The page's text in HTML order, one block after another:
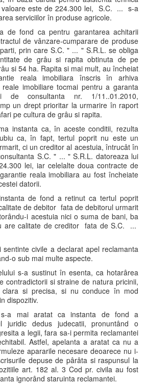
este de 224.300 lei, S.C. ... s-a
serviciilor în produse agricole.
de fond ca pentru garantarea achitarii
de vânzare-cumparare de produse
prin care S.C. " ... " S.R.L. se obliga
de grâu si rapita obtinuta de pe
si 54 ha. Rapita si mai mult, au încheiat
reala imobiliara înscris în arhiva
imobiliare tocmai pentru a garanta
de consultanta nr. 1/11..01.2010,
un drept prioritar la urmarire în raport
pe cultura de grâu si rapita.
instanta ca, în aceste conditii, rezulta
ca, în fapt, tertul poprit nu este un
ci un creditor al acestuia, întrucât în
S.C. " ... " S.R.L. datoreaza lui
lei, iar celelalte doua contracte de
reala imobiliara au fost încheiate
datorii.
de fond a retinut ca tertul poprit
de debitor fata de debitorul urmarit
i acestuia nici o suma de bani, ba
are calitate de creditor fata de S.C. ...
sentinte civile a declarat apel reclamanta
o sub mai multe aspecte.
s-a sustinut în esenta, ca hotarârea
contradictorii si straine de natura pricinii,
si precisa, si nu conduce în mod
dispozitiv.
s-a mai aratat ca instanta de fond a
juridic dedus judecatii, pronuntând o
a legii, fara sa-i permita reclamantei
Astfel, apelanta a aratat ca nu a
apararile necesare deoarece nu i-
depuse de pârâta si raspunsul la
art. 182 al. 3 Cod pr. civila au fost
ignorând staruinta reclamantei.